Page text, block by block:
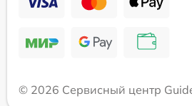
© 2026 Сервисный центр